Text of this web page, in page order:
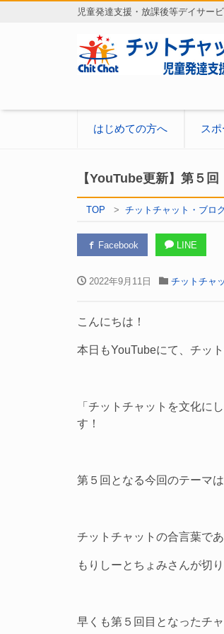
児童発達支援・放課後等デイサー
はじめての方へ ス
【YouTube更新】第５
TOP チットチャット・ブロ
Facebook LINE
2022年9月11日 チットチャ
こんにちは！
本日もYouTubeにて、チッ
「チットチャットを文化に
す！
第５回となる今回のテーマ
チットチャットの合言葉で
もりしーとちょみさんが切
早くも第５回目となったチ